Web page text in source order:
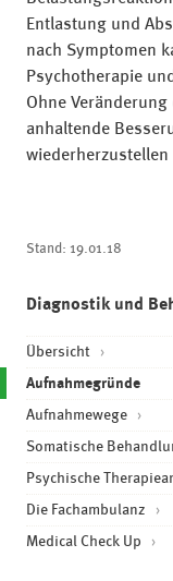
Entlastung und
nach Symptomen
Psychotherapie
Ohne
anhaltende
Stand: 19.01.18
Diagnostik und
Übersicht
Aufnahmegründe
Aufnahmewege
Somatische
Psychische
Die Fachambulanz
Medical Check Up